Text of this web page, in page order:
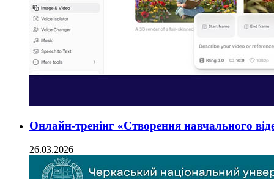
Онлайн-тренінг «Створення навчального
26.03.2026